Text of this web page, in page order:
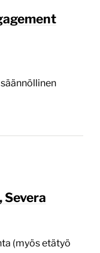
Severa
(myös etätyö